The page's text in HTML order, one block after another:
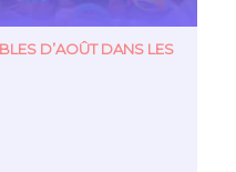
D’AOÛT DANS LES